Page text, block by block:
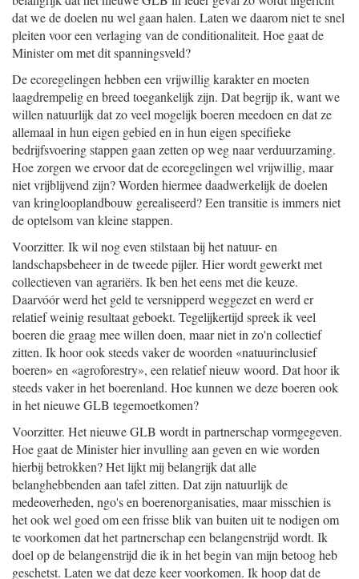
dat we de doelen nu wel gaan halen. Laten we daarom niet te snel
pleiten voor een verlaging van de conditionaliteit. Hoe gaat de
Minister om met dit spanningsveld?
De ecoregelingen hebben een vrijwillig karakter en moeten
laagdrempelig en breed toegankelijk zijn. Dat begrijp ik, want we
willen natuurlijk dat zo veel mogelijk boeren meedoen en dat ze
allemaal in hun eigen gebied en in hun eigen specifieke
bedrijfsvoering stappen gaan zetten op weg naar verduurzaming.
Hoe zorgen we ervoor dat de ecoregelingen wel vrijwillig, maar
niet vrijblijvend zijn? Worden hiermee daadwerkelijk de doelen
van kringlooplandbouw gerealiseerd? Een transitie is immers niet
de optelsom van kleine stappen.
Voorzitter. Ik wil nog even stilstaan bij het natuur- en
landschapsbeheer in de tweede pijler. Hier wordt gewerkt met
collectieven van agrariërs. Ik ben het eens met die keuze.
Daarvóór werd het geld te versnipperd weggezet en werd er
relatief weinig resultaat geboekt. Tegelijkertijd spreek ik veel
boeren die graag mee willen doen, maar niet in zo'n collectief
zitten. Ik hoor ook steeds vaker de woorden «natuurinclusief
boeren» en «agroforestry», een relatief nieuw woord. Dat hoor ik
steeds vaker in het boerenland. Hoe kunnen we deze boeren ook
in het nieuwe GLB tegemoetkomen?
Voorzitter. Het nieuwe GLB wordt in partnerschap vormgegeven.
Hoe gaat de Minister hier invulling aan geven en wie worden
hierbij betrokken? Het lijkt mij belangrijk dat alle
belanghebbenden aan tafel zitten. Dat zijn natuurlijk de
medeoverheden, ngo's en boerenorganisaties, maar misschien is
het ook wel goed om een frisse blik van buiten uit te nodigen om
te voorkomen dat het partnerschap een belangenstrijd wordt. Ik
doel op de belangenstrijd die ik in het begin van mijn betoog heb
geschetst. Laten we dat deze keer voorkomen. Ik hoop dat de